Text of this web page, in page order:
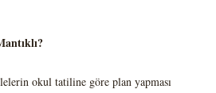
okul tatiline göre plan yapması